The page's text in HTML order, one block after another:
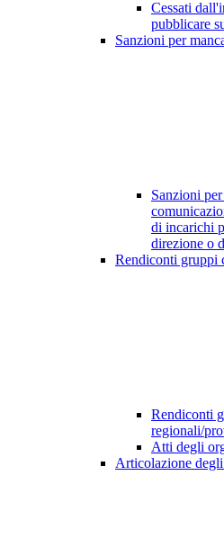
Cessati
pubblicare
Sanzioni per
Sanzioni
di incarichi
direzione o
Rendiconti gruppi
Rendiconti
regionali/
Atti degli
Articolazione